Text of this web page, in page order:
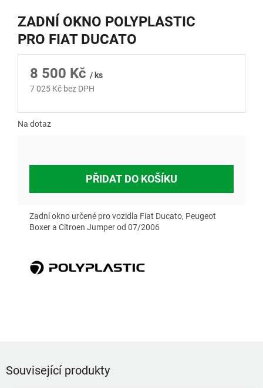
ZADNÍ OKNO POLYPLASTIC
PRO FIAT DUCATO
8 500 Kč / ks
7 025 Kč bez DPH
Na dotaz
PŘIDAT DO KOŠÍKU
Zadní okno určené pro vozidla Fiat Ducato, Peugeot
Boxer a Citroen Jumper od 07/2006
Související produkty